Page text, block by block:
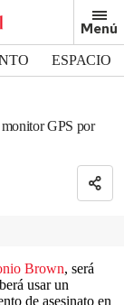
Menú
ESPACIO
GPS por
Brown, será
usar un
de asesinato en